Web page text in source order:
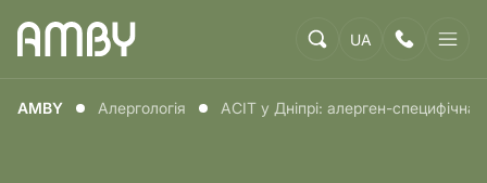
UA
AMBY Алергологія АСІТ у Дніпрі: алерген-специфічна